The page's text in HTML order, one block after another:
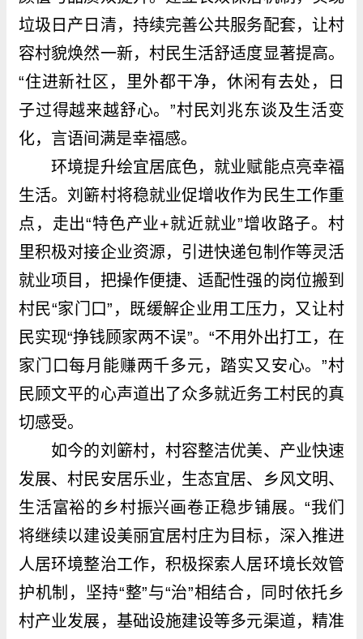
垃圾日产日清，持续完善公共服务配套，让村
容村貌焕然一新，村民生活舒适度显著提高。
“住进新社区，里外都干净，休闲有去处，日
子过得越来越舒心。”村民刘兆东谈及生活变
化，言语间满是幸福感。
环境提升绘宜居底色，就业赋能点亮幸福
生活。刘簖村将稳就业促增收作为民生工作重
点，走出“特色产业+就近就业”增收路子。村
里积极对接企业资源，引进快递包制作等灵活
就业项目，把操作便捷、适配性强的岗位搬到
村民“家门口”，既缓解企业用工压力，又让村
民实现“挣钱顾家两不误”。“不用外出打工，在
家门口每月能赚两千多元，踏实又安心。”村
民顾文平的心声道出了众多就近务工村民的真
切感受。
如今的刘簖村，村容整洁优美、产业快速
发展、村民安居乐业，生态宜居、乡风文明、
生活富裕的乡村振兴画卷正稳步铺展。“我们
将继续以建设美丽宜居村庄为目标，深入推进
人居环境整治工作，积极探索人居环境长效管
护机制，坚持“整”与“治”相结合，同时依托乡
村产业发展，基础设施建设等多元渠道，精准